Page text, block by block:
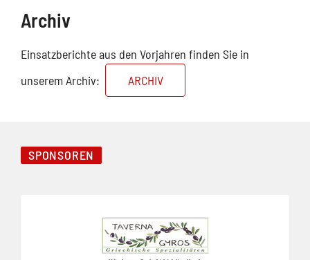
Archiv
Einsatzberichte aus den Vorjahren finden Sie in
unserem Archiv:
ARCHIV
SPONSOREN